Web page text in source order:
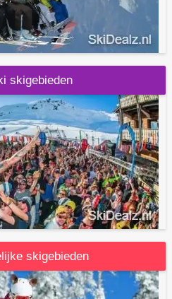
skigebieden
skigebieden